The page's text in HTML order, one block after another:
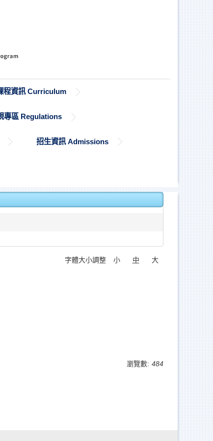
程資訊 Curriculum
專區 Regulations
招生資訊 Admissions
字體大小調整 小 中
大
瀏覽數: 484